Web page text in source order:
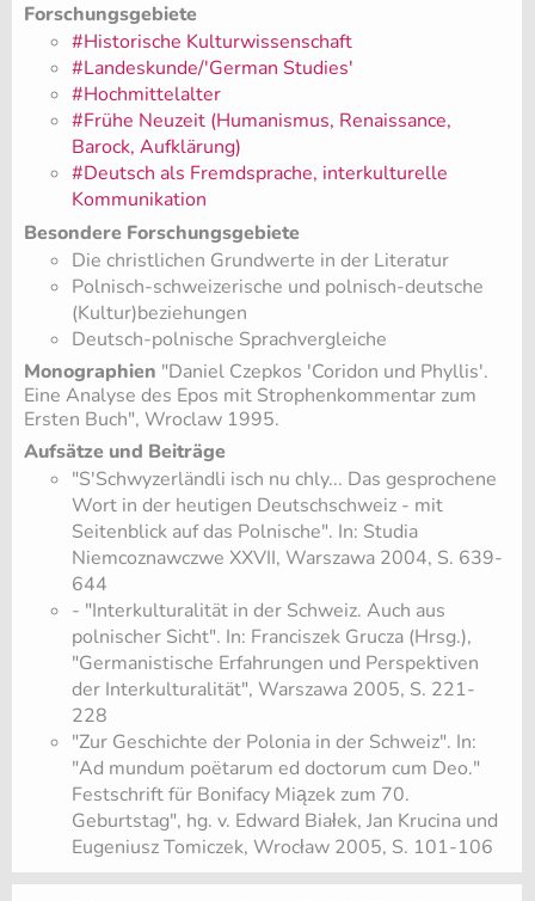
Forschungsgebiete
#Historische Kulturwissenschaft
#Landeskunde/'German Studies'
#Hochmittelalter
#Frühe Neuzeit (Humanismus, Renaissance,
Barock, Aufklärung)
#Deutsch als Fremdsprache, interkulturelle
Kommunikation
Besondere Forschungsgebiete
Die christlichen Grundwerte in der Literatur
Polnisch-schweizerische und polnisch-deutsche
(Kultur)beziehungen
Deutsch-polnische Sprachvergleiche
Monographien "Daniel Czepkos 'Coridon und Phyllis'.
Eine Analyse des Epos mit Strophenkommentar zum
Ersten Buch", Wroclaw 1995.
Aufsätze und Beiträge
"S'Schwyzerländli isch nu chly... Das gesprochene
Wort in der heutigen Deutschschweiz - mit
Seitenblick auf das Polnische". In: Studia
Niemcoznawczwe XXVII, Warszawa 2004, S. 639-
644
- "Interkulturalität in der Schweiz. Auch aus
polnischer Sicht". In: Franciszek Grucza (Hrsg.),
"Germanistische Erfahrungen und Perspektiven
der Interkulturalität", Warszawa 2005, S. 221-
228
"Zur Geschichte der Polonia in der Schweiz". In:
"Ad mundum poëtarum ed doctorum cum Deo."
Festschrift für Bonifacy Miązek zum 70.
Geburtstag", hg. v. Edward Białek, Jan Krucina und
Eugeniusz Tomiczek, Wrocław 2005, S. 101-106